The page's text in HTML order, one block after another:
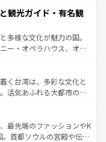
と美食が融合した独特の
各地域で異なる魅力を楽
歴史を感じることができ
や列車の旅も、アメリカ
の観光地といえばオアフ
マウイ島やカウアイ島が
輝く海をはじめ、豊かな
ロハスピリット」と呼ば
ハワイアンミュージッ
べてがハワイの魅力を彩
見と感動が待っているハ
観光ガイド・有名観
多様な文化が魅力の国。
ー・オペラハウス、オー
るウルル（エアーズロッ
やケアンズの熱帯雨林な
カフェやワイン、オージ
おり、サーフィンやダイ
ドア好きにはたまらな
を存分に味わいつくそ
く台湾は、多彩な文化と
活気あふれる大都市の台
湾東部など、都市の喧騒
訪れる人に新しい発見と
奥深い台湾の食文化も魅
最先端のファッションやK
首都ソウルの宮殿や伝統